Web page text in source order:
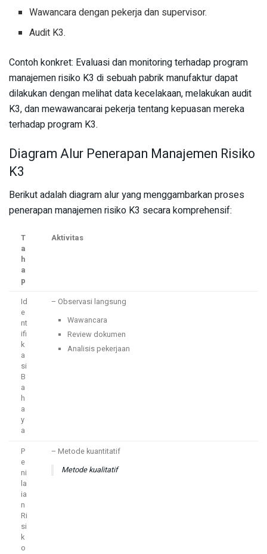
Wawancara dengan pekerja dan supervisor.
Audit K3.
Contoh konkret: Evaluasi dan monitoring terhadap program
manajemen risiko K3 di sebuah pabrik manufaktur dapat
dilakukan dengan melihat data kecelakaan, melakukan audit
K3, dan mewawancarai pekerja tentang kepuasan mereka
terhadap program K3.
Diagram Alur Penerapan Manajemen Risiko
K3
Berikut adalah diagram alur yang menggambarkan proses
penerapan manajemen risiko K3 secara komprehensif:
T
a
h
a
p
Aktivitas
Id
e
nt
ifi
k
a
si
B
a
h
a
y
a
– Observasi langsung
Wawancara
Review dokumen
Analisis pekerjaan
P
e
ni
la
ia
n
Ri
si
k
o
– Metode kuantitatif
Metode kualitatif